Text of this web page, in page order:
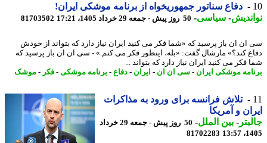
دفاع سناتور جمهوریخواه از برنامه موشکی ایران!
-سیاسی-50 روز پیش - جمعه 29 خرداد 1405، 17:21 81703502
ان باز پرسید که «شما فکر می کنید ایران نیاز دارد که بتواند از خودش
کند؟» مارشال گفت: «بله، اینطور فکر می کنم.» - سی ان ان باز پرسید که
فکر می کنید ایران نیاز دارد که بتواند ...
موشکی ایران - سی ان ان- ایران - دفاع -برنامه موشکی-فکر-موشک
تلاش فرانسه برای ورود به مذاکرات
و آمریکا
-بین الملل-
50 روز پیش - جمعه 29 خرداد
81702283